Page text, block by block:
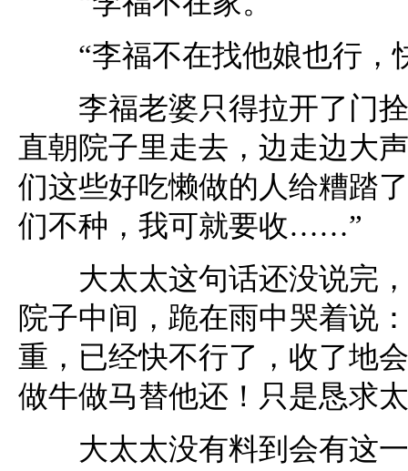
“李福不在找他娘也行，
李福老婆只得拉开了门拴
直朝院子里走去，边走边大
们这些好吃懒做的人给糟踏
们不种，我可就要收……”
大太太这句话还没说完，
院子中间，跪在雨中哭着说
重，已经快不行了，收了地
做牛做马替他还！只是恳求
大太太没有料到会有这一